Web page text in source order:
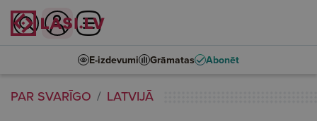
E-izdevumi Grāmatas Abonēt
PAR SVARĪGO LATVIJĀ